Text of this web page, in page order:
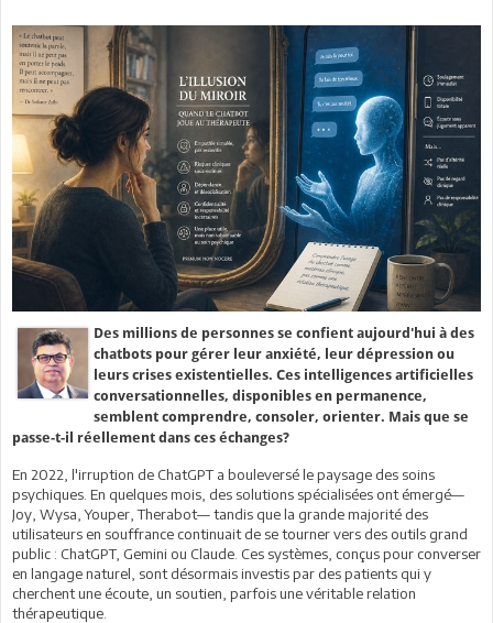
Des millions de personnes se confient aujourd'hui à des
chatbots pour gérer leur anxiété, leur dépression ou
leurs crises existentielles. Ces intelligences artificielles
conversationnelles, disponibles en permanence,
semblent comprendre, consoler, orienter. Mais que se
passe-t-il réellement dans ces échanges?
En 2022, l'irruption de ChatGPT a bouleversé le paysage des soins
psychiques. En quelques mois, des solutions spécialisées ont émergé—
Joy, Wysa, Youper, Therabot— tandis que la grande majorité des
utilisateurs en souffrance continuait de se tourner vers des outils grand
public : ChatGPT, Gemini ou Claude. Ces systèmes, conçus pour converser
en langage naturel, sont désormais investis par des patients qui y
cherchent une écoute, un soutien, parfois une véritable relation
thérapeutique.